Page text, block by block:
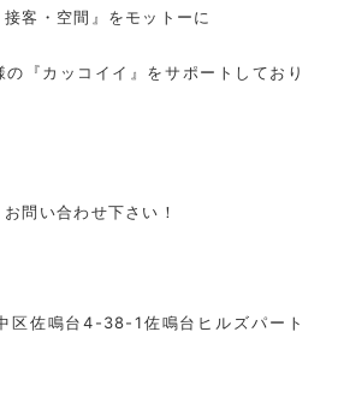
客・空間』をモットーに
『カッコイイ』をサポートしており
問い合わせ下さい！
区佐鳴台4-38-1佐鳴台ヒルズパート